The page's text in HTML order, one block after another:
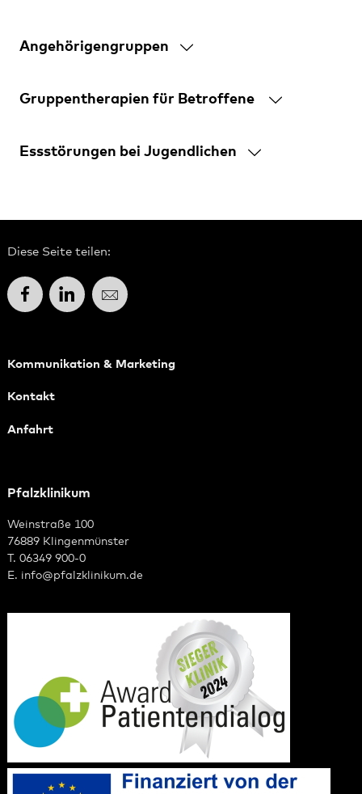
Angehörigengruppen
Gruppentherapien für Betroffene
Essstörungen bei Jugendlichen
Diese Seite teilen:
FacebookLinkedInE-Mail
Kommunikation & Marketing
Kontakt
Anfahrt
Pfalzklinikum
Weinstraße 100
76889 Klingenmünster
T. 06349 900-0
E. info@pfalzklinikum.de